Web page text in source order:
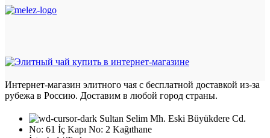
Интернет-магазин элитного чая с бесплатной доставкой из-за
рубежа в Россию. Доставим в любой город страны.
Sultan Selim Mh. Eski Büyükdere Cd.
No: 61 İç Kapı No: 2 Kağıthane